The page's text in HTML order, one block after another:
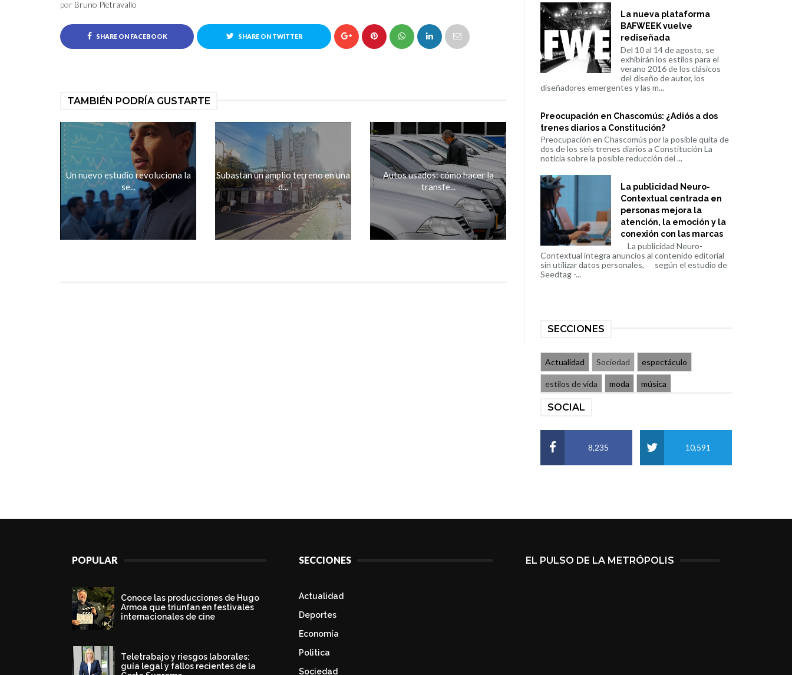
por Bruno Pietravallo
SHARE ON FACEBOOK SHARE ON TWITTER
TAMBIÉN PODRÍA GUSTARTE
Un nuevo estudio revoluciona la
se...
Subastan un amplio terreno en una
d...
Autos usados: cómo hacer la
transfe...
La nueva plataforma
BAFWEEK vuelve
rediseñada
Del 10 al 14 de agosto, se
exhibirán los estilos para el
verano 2016 de los clásicos
del diseño de autor, los
diseñadores emergentes y las m...
Preocupación en Chascomús: ¿Adiós a dos
trenes diarios a Constitución?
Preocupación en Chascomús por la posible quita de
dos de los seis trenes diarios a Constitución La
noticia sobre la posible reducción del ...
La publicidad Neuro-
Contextual centrada en
personas mejora la
atención, la emoción y la
conexión con las marcas
La publicidad Neuro-
Contextual integra anuncios al contenido editorial
sin utilizar datos personales, según el estudio de
Seedtag -...
SECCIONES
Actualidad Sociedad espectáculo
estilos de vida moda música
SOCIAL
8,235 10,591
POPULAR
Conoce las producciones de Hugo
Armoa que triunfan en festivales
internacionales de cine
Teletrabajo y riesgos laborales:
guía legal y fallos recientes de la
SECCIONES
Actualidad
Deportes
Economía
Politica
Sociedad
EL PULSO DE LA METRÓPOLIS